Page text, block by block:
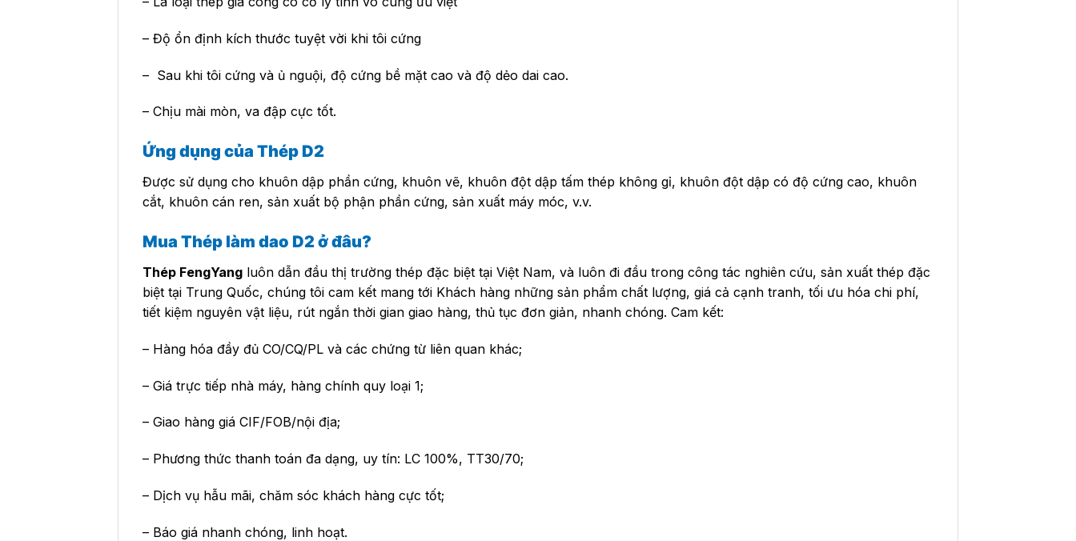
– Độ ổn định kích thước tuyệt vời khi tôi cứng
– Sau khi tôi cứng và ủ nguội, độ cứng bề mặt cao và độ dẻo dai cao.
– Chịu mài mòn, va đập cực tốt.
Ứng dụng của Thép D2
Được sử dụng cho khuôn dập phần cứng, khuôn vẽ, khuôn đột dập tấm thép không gỉ, khuôn đột dập có độ cứng cao, khuôn
cắt, khuôn cán ren, sản xuất bộ phận phần cứng, sản xuất máy móc, v.v.
Mua Thép làm dao D2 ở đâu?
Thép FengYang luôn dẫn đầu thị trường thép đặc biệt tại Việt Nam, và luôn đi đầu trong công tác nghiên cứu, sản xuất thép đặc
biệt tại Trung Quốc, chúng tôi cam kết mang tới Khách hàng những sản phẩm chất lượng, giá cả cạnh tranh, tối ưu hóa chi phí,
tiết kiệm nguyên vật liệu, rút ngắn thời gian giao hàng, thủ tục đơn giản, nhanh chóng. Cam kết:
– Hàng hóa đầy đủ CO/CQ/PL và các chứng từ liên quan khác;
– Giá trực tiếp nhà máy, hàng chính quy loại 1;
– Giao hàng giá CIF/FOB/nội địa;
– Phương thức thanh toán đa dạng, uy tín: LC 100%, TT30/70;
– Dịch vụ hẫu mãi, chăm sóc khách hàng cực tốt;
– Báo giá nhanh chóng, linh hoạt.